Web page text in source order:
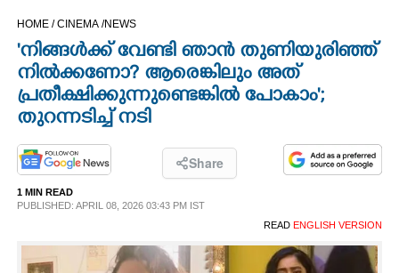
OPINION
LIFESTYLE
HOME /CINEMA /NEWS
'നിങ്ങൾക്ക് വേണ്ടി ഞാൻ തുണിയുരിഞ്ഞ്
നിൽക്കണോ? ആരെങ്കിലും അത്
പ്രതീക്ഷിക്കുന്നുണ്ടെങ്കിൽ പോകാം';
തുറന്നടിച്ച് നടി
Share
1 MIN READ
PUBLISHED: APRIL 08, 2026 03:43 PM IST
READ ENGLISH VERSION